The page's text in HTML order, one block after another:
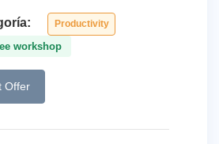
Productivity
workshop
Offer